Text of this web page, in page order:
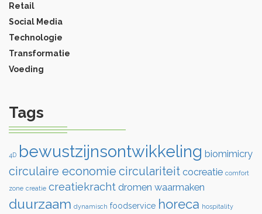
Retail
Social Media
Technologie
Transformatie
Voeding
Tags
4D bewustzijnsontwikkeling biomimicry
circulaire economie circulariteit cocreatie comfort
zone creatie creatiekracht dromen waarmaken
duurzaam dynamisch foodservice horeca hospitality